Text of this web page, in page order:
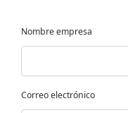
Nombre empresa
Correo electrónico